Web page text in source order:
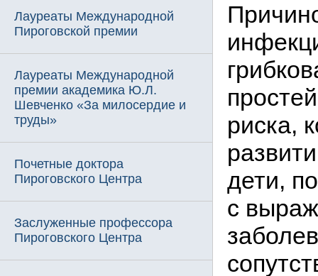
Лауреаты Международной
Пироговской премии
Лауреаты Международной
премии академика Ю.Л.
Шевченко «За милосердие и
труды»
Почетные доктора
Пироговского Центра
Заслуженные профессора
Пироговского Центра
риска,
дети,
с